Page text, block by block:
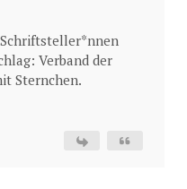
Schriftsteller*nnen
Verband der
Sternchen.